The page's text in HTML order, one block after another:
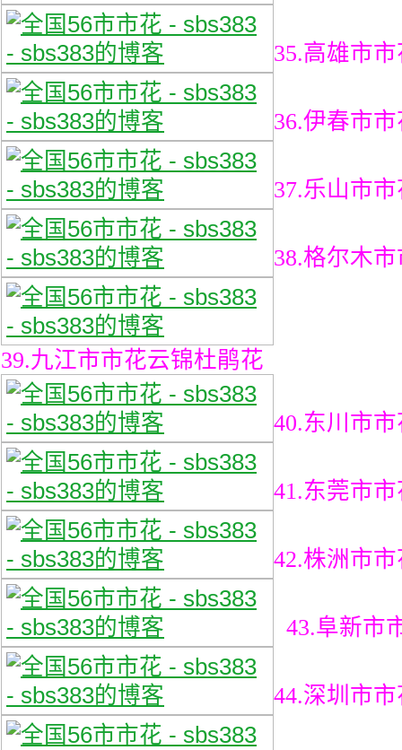
35.高雄市
36.伊春市
37.乐山市
38.格尔木
39.九江市市花云锦杜鹃花
40.东川市
41.东莞市
42.株洲市
43.阜新市
44.深圳市